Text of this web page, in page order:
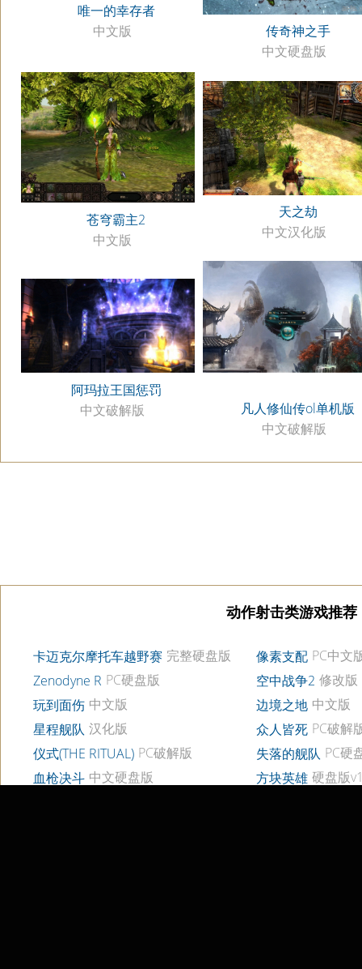
唯一的幸存者
中文版
传奇神之手
中文硬盘版
苍穹霸主2
中文版
天之劫
中文汉化版
阿玛拉王国惩罚
中文破解版
凡人修仙传ol单机版
中文破解版
动作射击类游戏推荐
卡迈克尔摩托车越野赛 完整硬盘版 像素支配 PC中文
Zenodyne R PC硬盘版 空中战争2 修改版
玩到面伤 中文版 边境之地 中文版
星程舰队 汉化版 众人皆死 PC破解
仪式(THE RITUAL) PC破解版 失落的舰队 PC硬
血枪决斗 中文硬盘版 方块英雄 硬盘版